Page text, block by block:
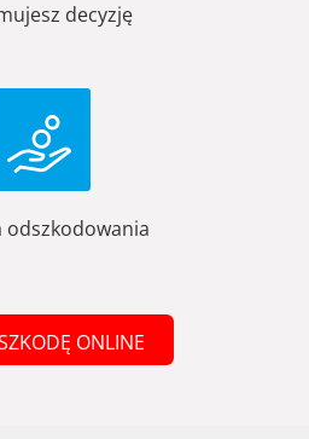
decyzję
odszkodowania
ONLINE